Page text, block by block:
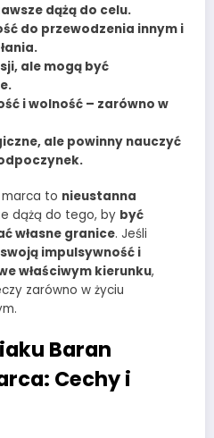
dążą do celu.
do przewodzenia innym i
ale mogą być
i wolność – zarówno w
ale powinny nauczyć
marca to nieustanna
dążą do tego, by być
własne granice. Jeśli
impulsywność i
właściwym kierunku,
zarówno w życiu
Baran
Cechy i